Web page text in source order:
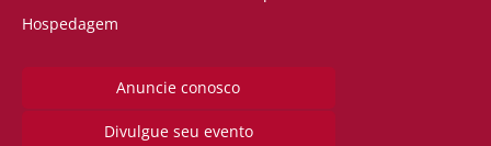
Hospedagem
Anuncie conosco
Divulgue seu evento